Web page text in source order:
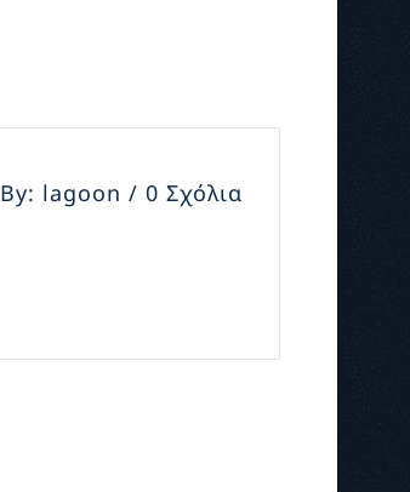
By: lagoon / 0 Σχόλια